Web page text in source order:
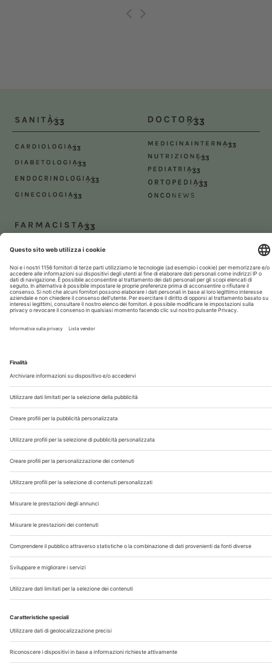
Chi Siamo
Contatti
Note Legali
Privacy
©2026 Edra S.p.a | www.edraspa.it | P.iva 08056040960
| Tel. 02/881841 | Sede legale: Viale Enrico Forlanini 21 -
20134 Milano (Italy)
Registrazione Tribunale di Milano n° 5578/2022 del
5/05/2022